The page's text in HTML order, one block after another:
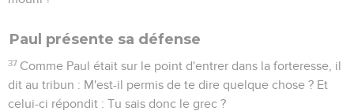
Paul présente sa défense
37 Comme Paul était sur le point d'entrer dans la forteresse, il
dit au tribun : M'est-il permis de te dire quelque chose ? Et
celui-ci répondit : Tu sais donc le grec ?